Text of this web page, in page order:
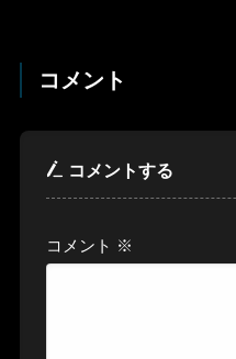
コメント
コメントする
コメント ※